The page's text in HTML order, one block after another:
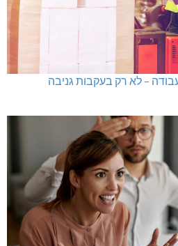
– לא רק בעקבות גניבה